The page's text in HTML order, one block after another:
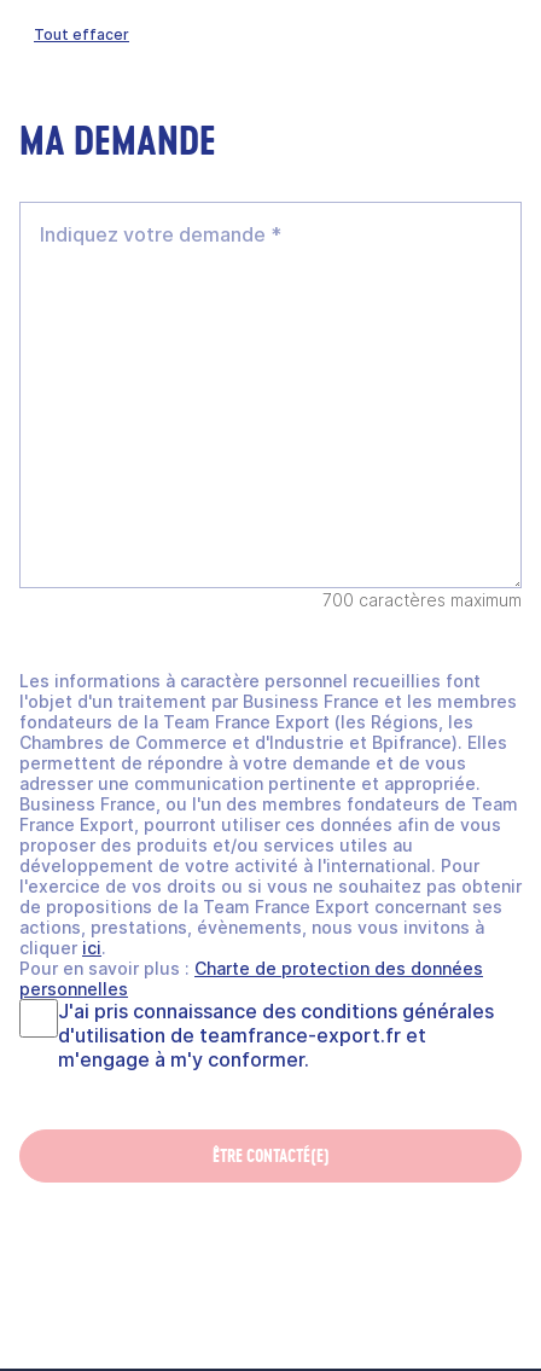
Tout effacer
MA DEMANDE
700 caractères maximum
Les informations à caractère personnel recueillies font
l'objet d'un traitement par Business France et les membres
fondateurs de la Team France Export (les Régions, les
Chambres de Commerce et d'Industrie et Bpifrance). Elles
permettent de répondre à votre demande et de vous
adresser une communication pertinente et appropriée.
Business France, ou l'un des membres fondateurs de Team
France Export, pourront utiliser ces données afin de vous
proposer des produits et/ou services utiles au
développement de votre activité à l'international. Pour
l'exercice de vos droits ou si vous ne souhaitez pas obtenir
de propositions de la Team France Export concernant ses
actions, prestations, évènements, nous vous invitons à
cliquer ici.
Pour en savoir plus : Charte de protection des données
personnelles
J'ai pris connaissance des conditions générales
d'utilisation de teamfrance-export.fr et
m'engage à m'y conformer.
ÊTRE CONTACTÉ(E)